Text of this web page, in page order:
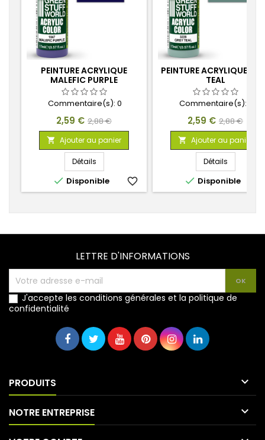
PEINTURE ACRYLIQUE
MALEFIC PURPLE
Commentaire(s): 0
Prix
2,59 € Prix
de
base
2,88 €
 Ajouter au panier
Détails
 Disponible favorite_border
PEINTURE ACRYLIQUE
TEAL
Commentaire(s):
Prix
2,59 € Prix
de
base
2,88 €
 Ajouter au panier
Détails
 Disponible
LETTRE D'INFORMATIONS
J'accepte les conditions générales et la politique de
confidentialité
PRODUITS 
NOTRE ENTREPRISE 